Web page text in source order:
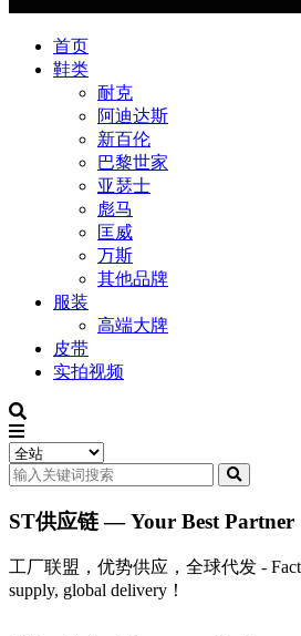
首页
鞋类
耐克
阿迪达斯
新百伦
巴黎世家
亚瑟士
彪马
匡威
万斯
其他品牌
服装
高端大牌
皮带
实拍视频
ST供应链 — Your Best Partner
工厂联盟，优势供应，全球代发 -
supply, global delivery！